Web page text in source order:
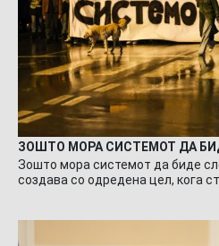
ЗОШТО МОРА СИСТЕМОТ ДА
Зошто мора системот да биде
создава со одредена цел, кога